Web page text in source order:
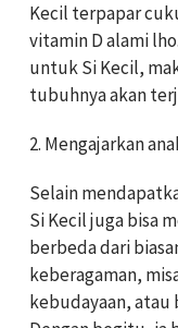
Kecil terpapar
vitamin D alami
untuk Si Kecil,
tubuhnya akan
2. Mengajarkan
Selain
Si Kecil juga bisa
berbeda dari
keberagaman,
kebudayaan, atau